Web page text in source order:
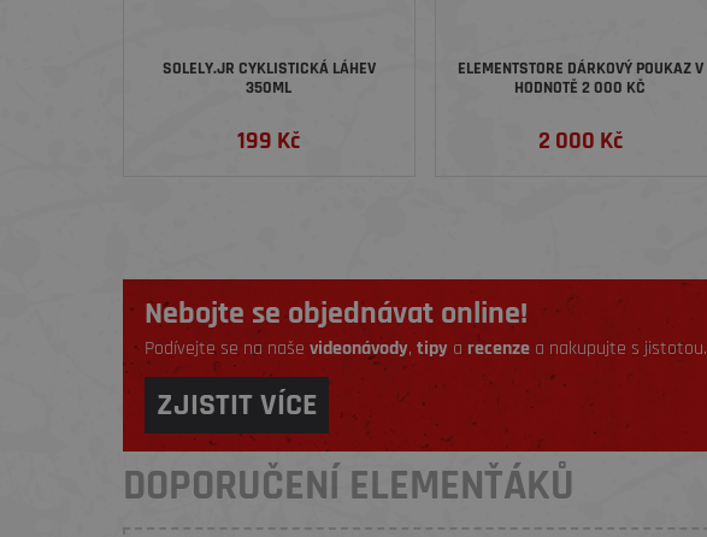
SOLELY.JR CYKLISTICKÁ LÁHEV
350ML
199 Kč
ELEMENTSTORE DÁRKOVÝ POUKAZ V
HODNOTĚ 2 000 KČ
2 000 Kč
Nebojte se objednávat online!
Podívejte se na naše videonávody, tipy a recenze a nakupujte s jistotou.
ZJISTIT VÍCE
DOPORUČENÍ ELEMENŤÁKŮ